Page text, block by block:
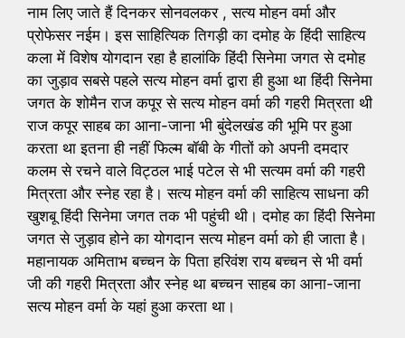
नाम लिए जाते हैं दिनकर सोनवलकर , सत्य मोहन वर्मा और
प्रोफेसर नईम। इस साहित्यिक तिगड़ी का दमोह के हिंदी साहित्य
कला में विशेष योगदान रहा है हालांकि हिंदी सिनेमा जगत से दमोह
का जुड़ाव सबसे पहले सत्य मोहन वर्मा द्वारा ही हुआ था हिंदी सिनेमा
जगत के शोमैन राज कपूर से सत्य मोहन वर्मा की गहरी मित्रता थी
राज कपूर साहब का आना-जाना भी बुंदेलखंड की भूमि पर हुआ
करता था इतना ही नहीं फिल्म बॉबी के गीतों को अपनी दमदार
कलम से रचने वाले विट्ठल भाई पटेल से भी सत्यम वर्मा की गहरी
मित्रता और स्नेह रहा है। सत्य मोहन वर्मा की साहित्य साधना की
खुशबू हिंदी सिनेमा जगत तक भी पहुंची थी। दमोह का हिंदी सिनेमा
जगत से जुड़ाव होने का योगदान सत्य मोहन वर्मा को ही जाता है।
महानायक अमिताभ बच्चन के पिता हरिवंश राय बच्चन से भी वर्मा
जी की गहरी मित्रता और स्नेह था बच्चन साहब का आना-जाना
सत्य मोहन वर्मा के यहां हुआ करता था।